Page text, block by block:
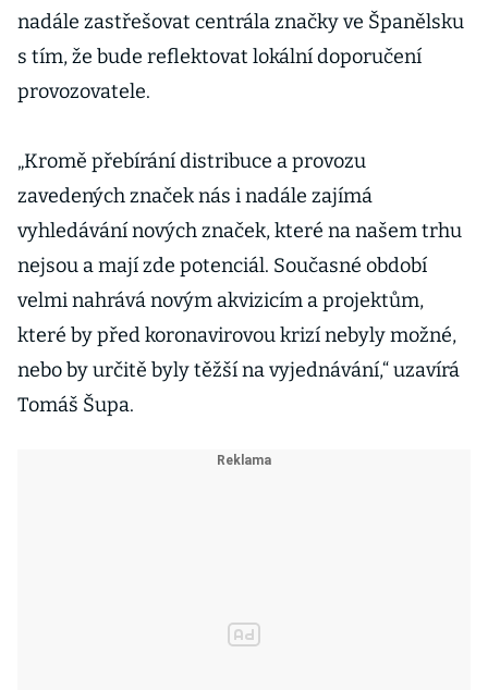
nadále zastřešovat centrála značky ve Španělsku
s tím, že bude reflektovat lokální doporučení
provozovatele.
„Kromě přebírání distribuce a provozu
zavedených značek nás i nadále zajímá
vyhledávání nových značek, které na našem trhu
nejsou a mají zde potenciál. Současné období
velmi nahrává novým akvizicím a projektům,
které by před koronavirovou krizí nebyly možné,
nebo by určitě byly těžší na vyjednávání,“ uzavírá
Tomáš Šupa.